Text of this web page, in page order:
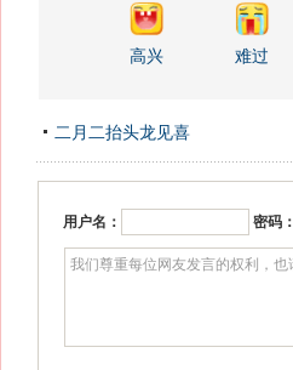
高兴 难过
二月二抬头龙见喜
用户名： 密码：